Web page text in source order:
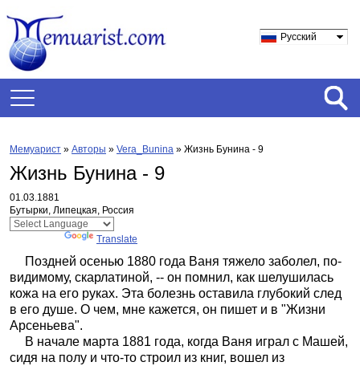
Русский
Мемуарист » Авторы » Vera_Bunina » Жизнь Бунина - 9
Жизнь Бунина - 9
01.03.1881
Бутырки, Липецкая, Россия
Translate
Поздней осенью 1880 года Ваня тяжело заболел, по-
видимому, скарлатиной, -- он помнил, как шелушилась
кожа на его руках. Эта болезнь оставила глубокий след
в его душе. О чем, мне кажется, он пишет и в "Жизни
Арсеньева".
В начале марта 1881 года, когда Ваня играл с Машей,
сидя на полу и что-то строил из книг, вошел из